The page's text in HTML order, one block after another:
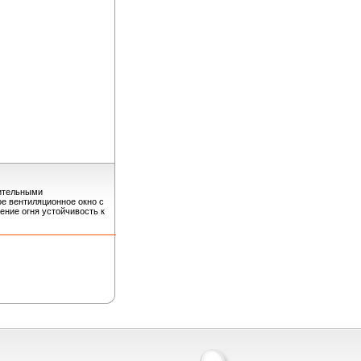
вентиляционное окно с
огня устойчивость к